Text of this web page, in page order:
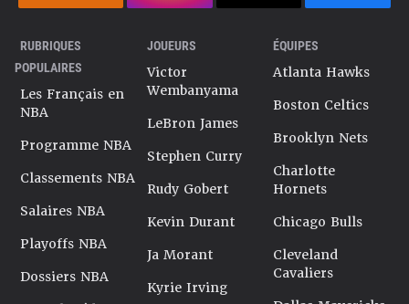
RUBRIQUES
POPULAIRES
Les Français en
NBA
Programme NBA
Classements NBA
Salaires NBA
Playoffs NBA
Dossiers NBA
JOUEURS
Victor
Wembanyama
LeBron James
Stephen Curry
Rudy Gobert
Kevin Durant
Ja Morant
Kyrie Irving
ÉQUIPES
Atlanta Hawks
Boston Celtics
Brooklyn Nets
Charlotte
Hornets
Chicago Bulls
Cleveland
Cavaliers